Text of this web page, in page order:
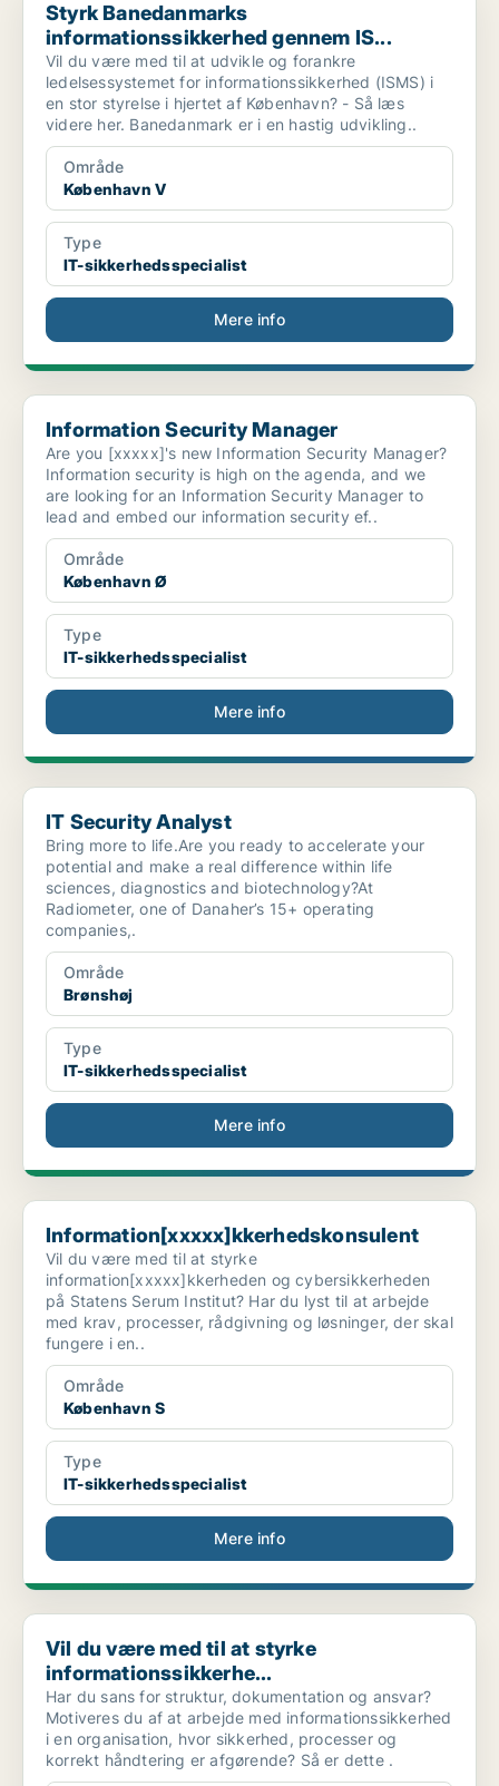
Styrk Banedanmarks
informationssikkerhed gennem IS...
Vil du være med til at udvikle og forankre
ledelsessystemet for informationssikkerhed (ISMS) i
en stor styrelse i hjertet af København? - Så læs
videre her. Banedanmark er i en hastig udvikling..
Område
København V
Type
IT-sikkerhedsspecialist
Mere info
Information Security Manager
Information Security Manager
Are you [xxxxx]'s new Information Security Manager?
Information security is high on the agenda, and we
are looking for an Information Security Manager to
lead and embed our information security ef..
Område
København Ø
Type
IT-sikkerhedsspecialist
Mere info
IT Security Analyst
IT Security Analyst
Bring more to life.Are you ready to accelerate your
potential and make a real difference within life
sciences, diagnostics and biotechnology?At
Radiometer, one of Danaher’s 15+ operating
companies,.
Område
Brønshøj
Type
IT-sikkerhedsspecialist
Mere info
Information[xxxxx]kkerhedskonsulent
Information[xxxxx]kkerhedskonsulent
Vil du være med til at styrke
information[xxxxx]kkerheden og cybersikkerheden
på Statens Serum Institut? Har du lyst til at arbejde
med krav, processer, rådgivning og løsninger, der skal
fungere i en..
Område
København S
Type
IT-sikkerhedsspecialist
Mere info
Vil du være med til at styrke informationssikkerhe...
Vil du være med til at styrke
informationssikkerhe...
Har du sans for struktur, dokumentation og ansvar?
Motiveres du af at arbejde med informationssikkerhed
i en organisation, hvor sikkerhed, processer og
korrekt håndtering er afgørende? Så er dette .